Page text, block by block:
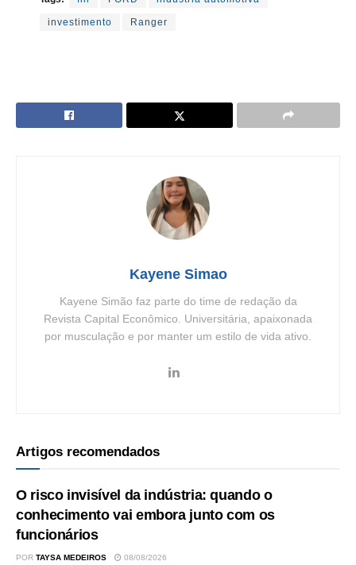
investimento Ranger
Kayene Simao
Kayene Simão faz parte do time de redação da
Revista Capital Econômico. Universitária, apaixonada
por musculação e por manter um estilo de vida ativo.
Artigos recomendados
O risco invisível da indústria: quando o
conhecimento vai embora junto com os
funcionários
POR TAYSA MEDEIROS 08/08/2026